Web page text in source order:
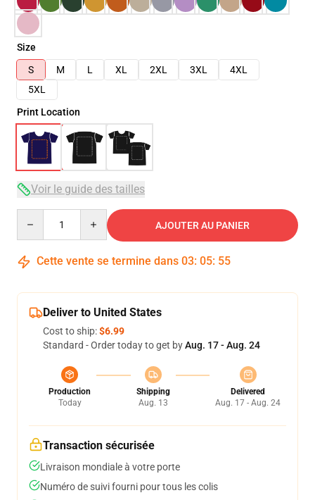
Size
S
M L XL 2XL 3XL
4XL
5XL
Print Location
Voir le guide des tailles
AJOUTER AU PANIER
Cette vente se termine dans 03: 05: 54
Deliver to United States
Cost to ship:$6.99
Standard - Order today to get byAug. 17 - Aug. 24
Production
Today
Shipping
Aug. 13
Delivered
Aug. 17 - Aug. 24
Transaction sécurisée
Livraison mondiale à votre porte
Numéro de suivi fourni pour tous les colis